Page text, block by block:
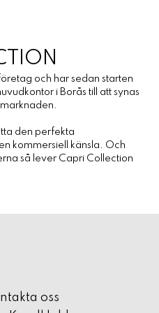
och har sedan starten
i Borås till att synas
den perfekta
kommersiell känsla. Och
så lever Capri Collection
oss